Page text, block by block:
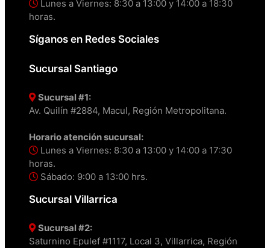
Lunes a Viernes: 8:30 a 13:00 y 14:00 a 18:30
horas.
Síganos en Redes Sociales
Sucursal Santiago
Sucursal #1:
Av. Quilín #2884, Macul, Región Metropolitana.
Horario atención sucursal:
Lunes a Viernes: 8:30 a 13:00 y 14:00 a 17:30
horas.
Sábado: 9:00 a 13:00 hrs.
Sucursal Villarrica
Sucursal #2:
Saturnino Epulef #1117, Local 3, Villarrica, Región